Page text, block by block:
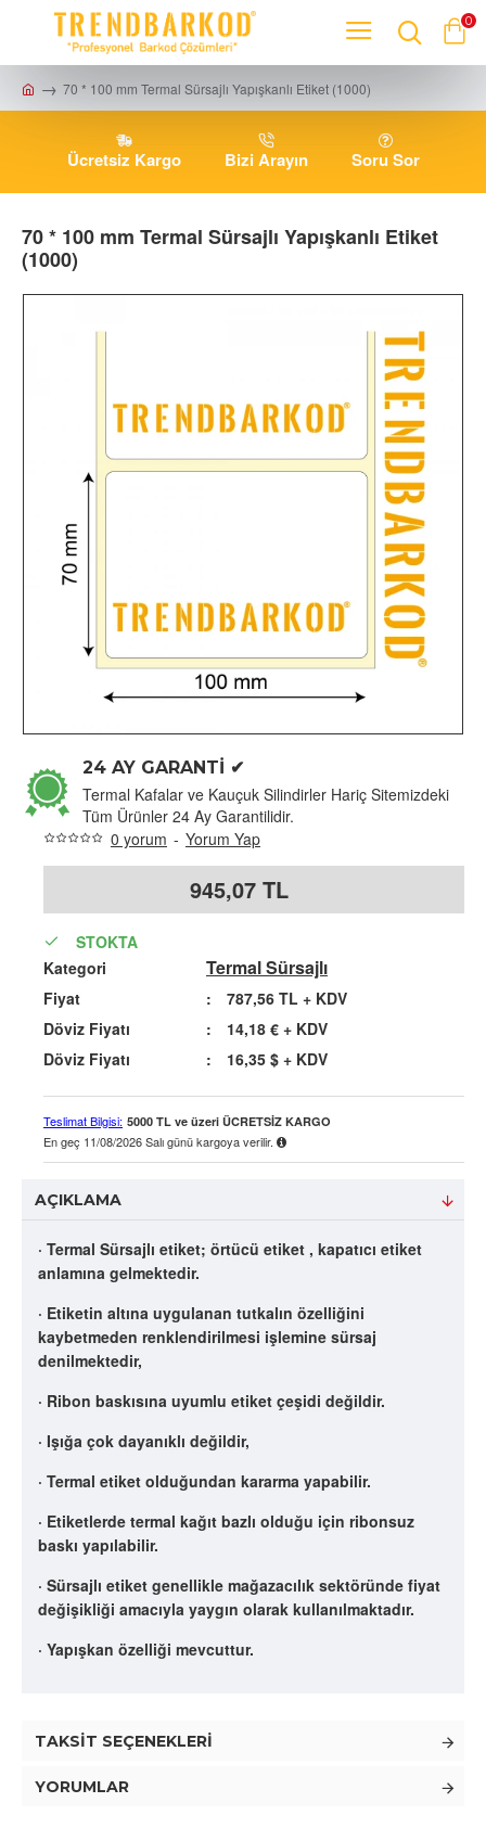
0
70 * 100 mm Termal Sürsajlı Yapışkanlı Etiket (1000)
Ücretsiz Kargo Bizi Arayın Soru Sor
70 * 100 mm Termal Sürsajlı Yapışkanlı Etiket
(1000)
24 AY GARANTİ ✔
Termal Kafalar ve Kauçuk Silindirler Hariç Sitemizdeki
Tüm Ürünler 24 Ay Garantilidir.
STOKTA
Kategori
Termal Sürsajlı
Fiyat : 787,56 TL + KDV
Döviz Fiyatı
: 14,18 € + KDV
Döviz Fiyatı
: 16,35 $ + KDV
0 yorum - Yorum Yap
945,07 TL
Teslimat Bilgisi: 5000 TL ve üzeri ÜCRETSİZ KARGO
En geç 11/08/2026 Salıgünü kargoya verilir.
AÇIKLAMA
· Termal Sürsajlı etiket; örtücü etiket , kapatıcı etiket
anlamına gelmektedir.
· Etiketin altına uygulanan tutkalın özelliğini
kaybetmeden renklendirilmesi işlemine sürsaj
denilmektedir,
· Ribon baskısına uyumlu etiket çeşidi değildir.
· Işığa çok dayanıklı değildir,
· Termal etiket olduğundan kararma yapabilir.
· Etiketlerde termal kağıt bazlı olduğu için ribonsuz
baskı yapılabilir.
· Sürsajlı etiket genellikle mağazacılık sektöründe fiyat
değişikliği amacıyla yaygın olarak kullanılmaktadır.
· Yapışkan özelliği mevcuttur.
TAKSIT SEÇENEKLERI
YORUMLAR